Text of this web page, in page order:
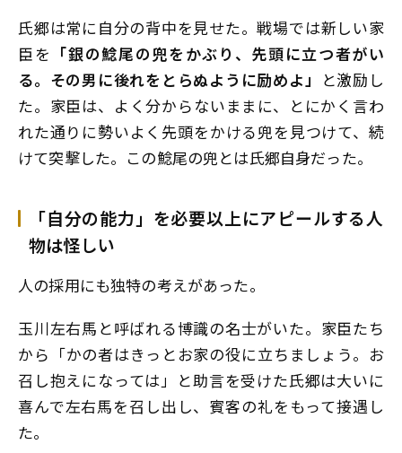
氏郷は常に自分の背中を見せた。戦場では新しい家
臣を 「銀の鯰尾の兜をかぶり、先頭に立つ者がい
る。その男に後れをとらぬように励めよ」 と激励し
た。家臣は、よく分からないままに、とにかく言わ
れた通りに勢いよく先頭をかける兜を見つけて、続
けて突撃した。この鯰尾の兜とは氏郷自身だった。
「自分の能力」を必要以上にアピールする人
物は怪しい
人の採用にも独特の考えがあった。
玉川左右馬と呼ばれる博識の名士がいた。家臣たち
から「かの者はきっとお家の役に立ちましょう。お
召し抱えになっては」と助言を受けた氏郷は大いに
喜んで左右馬を召し出し、賓客の礼をもって接遇し
た。